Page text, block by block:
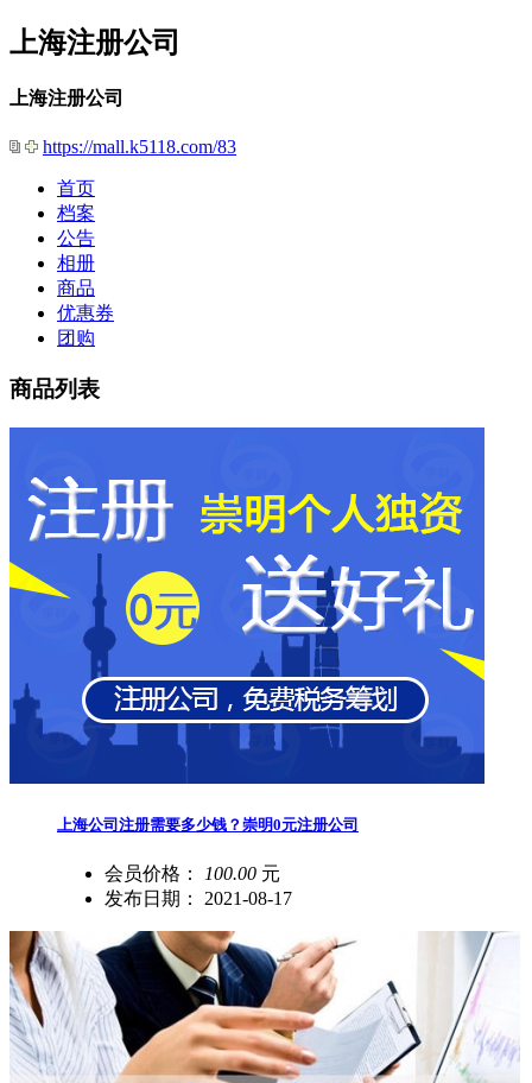
上海注册公司
上海注册公司
https://mall.k5118.com/83
首页
档案
公告
相册
商品
优惠券
团购
商品列表
上海公司注册需要多少钱？崇明0元注册公司
会员价格： 100.00 元
发布日期： 2021-08-17